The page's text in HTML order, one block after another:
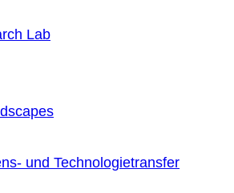
Lab
und Technologietransfer